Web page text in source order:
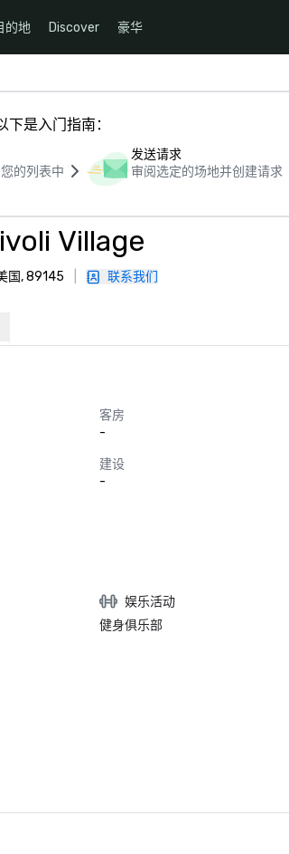
的地 Discover 豪华
是入门指南：
的列表中
发送请求
审阅选定的场地并创建请求
Village
国, 89145 联系我们
客房
-
建设
-
娱乐活动
健身俱乐部